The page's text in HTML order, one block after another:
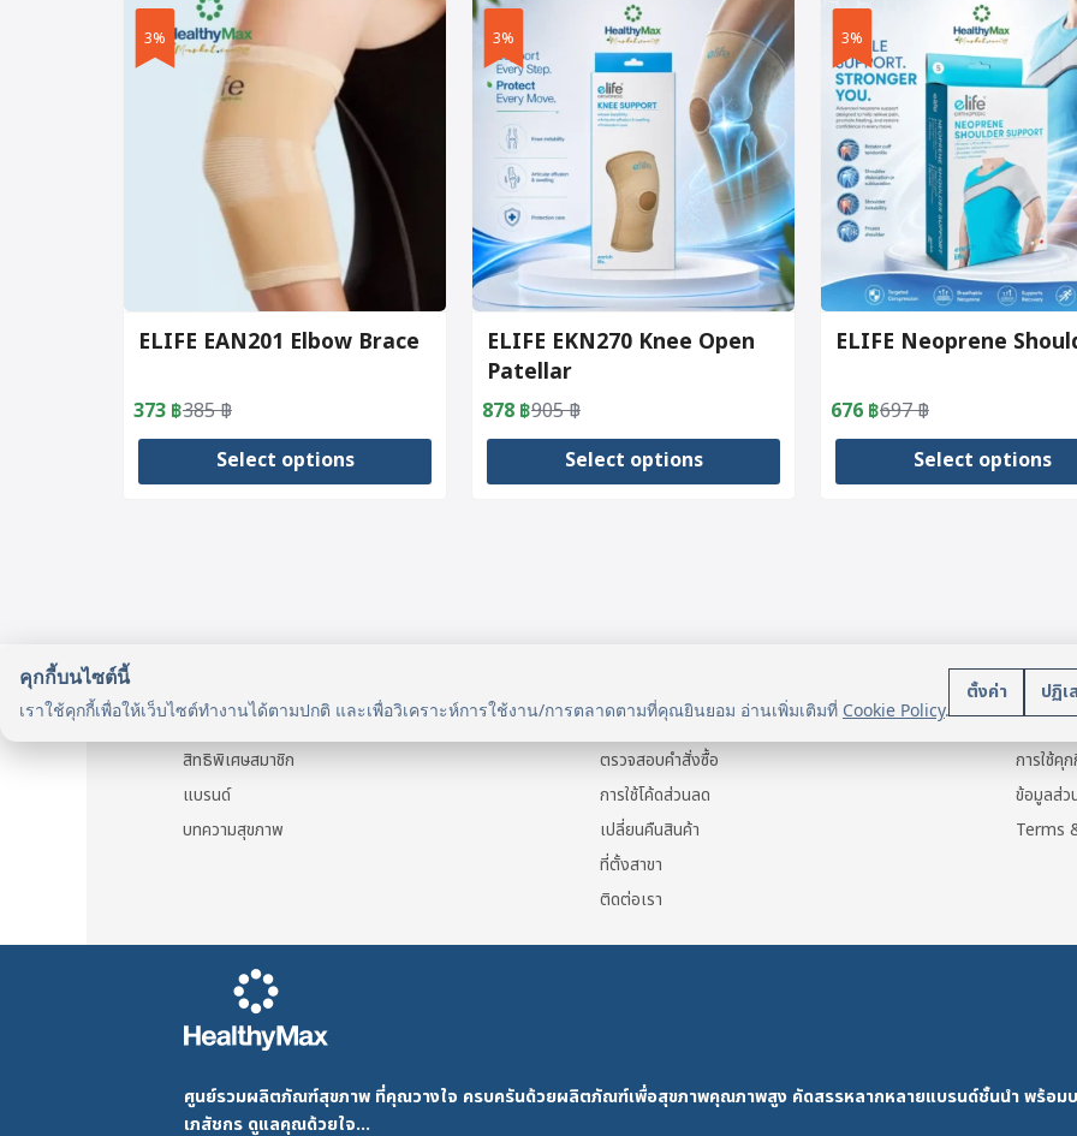
3%
ELIFE EAN201 Elbow Brace
385฿
Original
price
was:
373 ฿
Current
price
is:
Select options
The
options
may
3%
ELIFE EKN270 Knee Open
Patellar
905฿
Original
price
was:
878 ฿
Current
price
is:
Select options
may
3%
ELIFE Neoprene
697฿
Original
price
was:
676 ฿
Current
price
is:
Select options
may
คุกกี้บนไซต์นี้
เราใช้คุกกี้เพื่อให้เว็บไซต์ทำงานได้ตามปกติ และเพื่อวิเคราะห์การใช้งาน/การตลาดตามที่คุณยินยอม อ่านเพิ่มเติมที่ Cookie Policy.
ตั้งค่า ปฏิเ
รู้จัก HealthyMax
สิทธิพิเศษสมาชิก
แบรนด์
บทความสุขภาพ
แจ้งการชำระเงิน
ตรวจสอบคำสั่งซื้อ
การใช้โค้ดส่วนลด
เปลี่ยนคืนสินค้า
ที่ตั้งสาขา
ติดต่อเรา
นโยบ
ข้อมูลส่ว
การใช้คุ
ข้อมูลส่
Terms
ศูนย์รวมผลิตภัณฑ์สุขภาพ ที่คุณวางใจ ครบครันด้วยผลิตภัณฑ์เพื่อสุขภาพคุณภาพสูง คัดสรรหลากหลายแบรนด์ชั้นนำ พร้อมบ
เภสัชกร ดูแลคุณด้วยใจ...